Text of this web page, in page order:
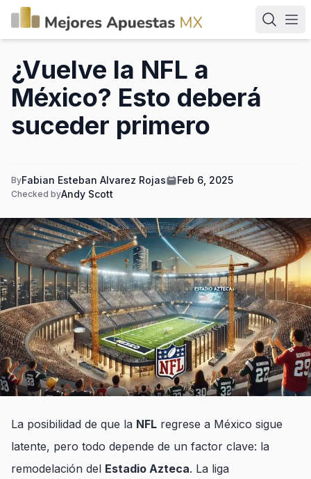
¿Vuelve la NFL a
México? Esto deberá
suceder primero
ByFabian Esteban Alvarez Rojas Feb 6, 2025
Checked byAndy Scott
La posibilidad de que la NFL regrese a México sigue
latente, pero todo depende de un factor clave: la
remodelación del Estadio Azteca. La liga